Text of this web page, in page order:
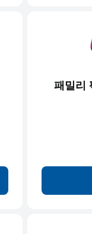
패밀리